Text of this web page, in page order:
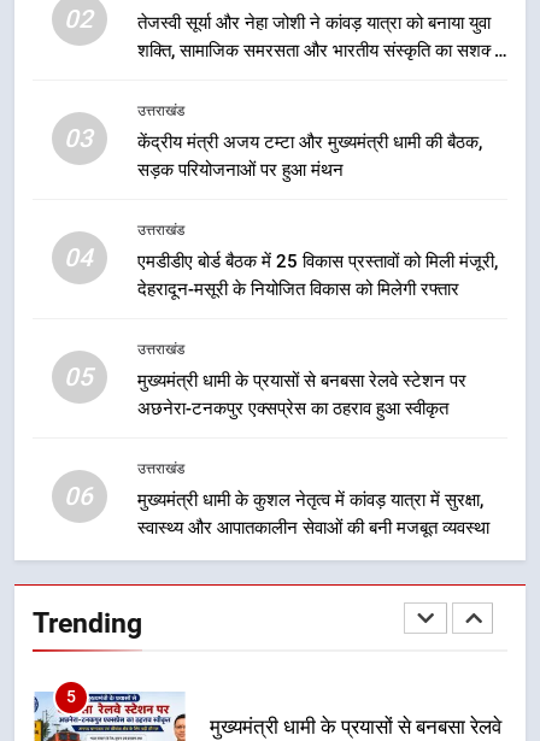
02
तेजस्वी सूर्या और नेहा जोशी ने कांवड़ यात्रा को बनाया युवा
शक्ति, सामाजिक समरसता और भारतीय संस्कृति का सशक्त
03
उत्तराखंड
केंद्रीय मंत्री अजय टम्टा और मुख्यमंत्री धामी की बैठक,
सड़क परियोजनाओं पर हुआ मंथन
04
उत्तराखंड
एमडीडीए बोर्ड बैठक में 25 विकास प्रस्तावों को मिली मंजूरी,
देहरादून-मसूरी के नियोजित विकास को मिलेगी रफ्तार
05
उत्तराखंड
मुख्यमंत्री धामी के प्रयासों से बनबसा रेलवे स्टेशन पर
अछनेरा-टनकपुर एक्सप्रेस का ठहराव हुआ स्वीकृत
06
उत्तराखंड
मुख्यमंत्री धामी के कुशल नेतृत्व में कांवड़ यात्रा में सुरक्षा,
स्वास्थ्य और आपातकालीन सेवाओं की बनी मजबूत व्यवस्था
Trending
की प्रक्रिया होगी और प्रभावी
समरसता और भारतीय संस्कृति का सशक्त
संदेश
उत्तराखंड
केंद्रीय मंत्री अजय टम्टा और मुख्यमंत्री
धामी की बैठक, सड़क परियोजनाओं पर
4
एमडीडीए बोर्ड बैठक में 25 विकास प्रस्तावों
स्टेशन पर अछनेरा-टनकपुर एक्सप्रेस का
6
मुख्यमंत्री धामी के कुशल नेतृत्व में कांवड़